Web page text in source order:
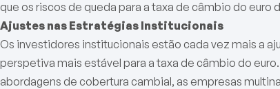
que os riscos de queda para a taxa de câmbio do euro
Ajustes nas Estratégias Institucionais
Os investidores institucionais estão cada vez mais a
perspetiva mais estável para a taxa de câmbio do
abordagens de cobertura cambial, as empresas